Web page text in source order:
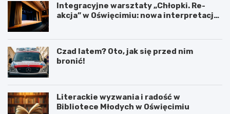
Integracyjne warsztaty „Chłopki. Re-
akcja” w Oświęcimiu: nowa interpretacja
Czad latem? Oto, jak się przed nim
bronić!
Literackie wyzwania i radość w
Bibliotece Młodych w Oświęcimiu